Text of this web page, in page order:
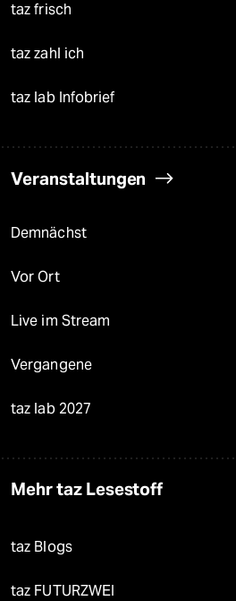
taz frisch
taz zahl ich
taz lab Infobrief
Veranstaltungen
Demnächst
Vor Ort
Live im Stream
Vergangene
taz lab 2027
Mehr taz Lesestoff
taz Blogs
taz FUTURZWEI